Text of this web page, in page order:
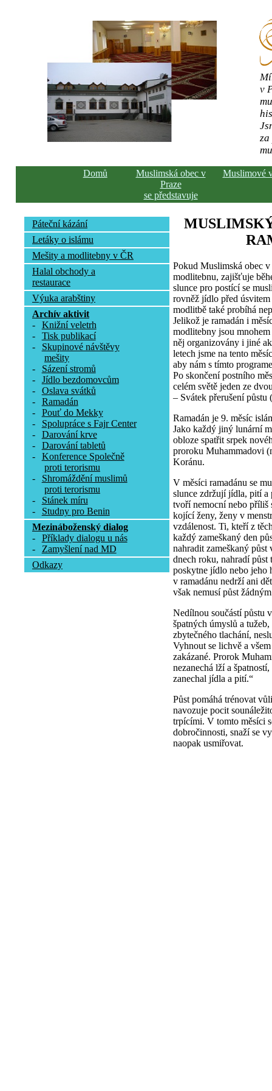
v
Domů
Muslimská obec v
Praze
se představuje
Muslimové
Páteční kázání
Letáky o islámu
Mešity a modlitebny v ČR
Halal obchody a
restaurace
Výuka arabštiny
Archív aktivit
-
Knižní veletrh
-
Tisk publikací
-
Skupinové návštěvy
mešity
-
Sázení stromů
-
Jídlo bezdomovcům
-
Oslava svátků
-
Ramadán
-
Pouť do Mekky
-
Spolupráce s Fajr Center
-
Darování krve
-
Darování tabletů
-
Konference Společně
proti terorismu
-
Shromáždění muslimů
proti terorismu
-
Stánek míru
-
Studny pro Benin
Mezináboženský dialog
-
Příklady dialogu u nás
-
Zamyšlení nad MD
Odkazy
Pokud Muslimská obec
modlitebnu, zajišťuje
slunce pro postící se
rovněž jídlo před
modlitbě také probíhá
Jelikož je ramadán i
modlitebny jsou
něj organizovány i jiné
letech jsme na tento
aby nám s tímto
Po skončení postního
celém světě jeden ze
– Svátek přerušení půstu
Ramadán je 9. měsíc
Jako každý jiný lunární
obloze spatřit srpek
proroku Muhammadovi
Koránu.
V měsíci ramadánu se
slunce zdržují jídla, pití
tvoří nemocní nebo příliš
kojící ženy, ženy v
vzdálenost. Ti, kteří z
každý zameškaný den
nahradit zameškaný
dnech roku, nahradí půst
poskytne jídlo nebo jeho
v ramadánu nedrží ani
však nemusí půst
Nedílnou součástí půstu
špatných úmyslů a
zbytečného tlachání,
Vyhnout se lichvě a
zakázané. Prorok
nezanechá lží a
zanechal jídla a pití.“
Půst pomáhá trénovat
navozuje pocit
trpícími. V tomto měsíci
dobročinnosti, snaží se
naopak usmiřovat.